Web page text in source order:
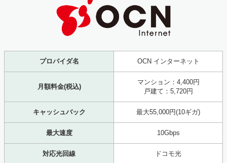
プロバイダ名 OCN インターネット
月額料金(税込)
マンション：4,400円
戸建て：5,720円
キャッシュバック 最大55,000円(10ギガ)
最大速度 10Gbps
対応光回線 ドコモ光